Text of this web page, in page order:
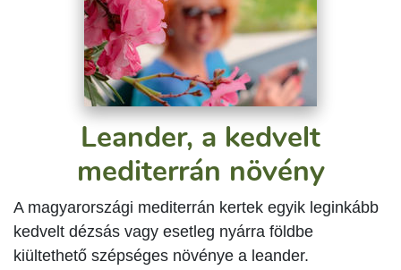
Leander, a kedvelt
mediterrán növény
A magyarországi mediterrán kertek egyik leginkább
kedvelt dézsás vagy esetleg nyárra földbe
kiültethető szépséges növénye a leander.